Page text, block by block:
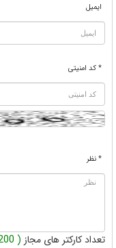
ایمیل
* کد امنیتی
* نظر
تعداد کارکتر های مجاز ( 200 )